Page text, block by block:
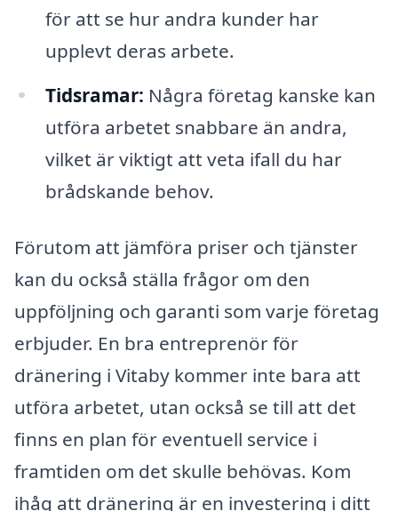
för att se hur andra kunder har
upplevt deras arbete.
Tidsramar: Några företag kanske kan
utföra arbetet snabbare än andra,
vilket är viktigt att veta ifall du har
brådskande behov.
Förutom att jämföra priser och tjänster
kan du också ställa frågor om den
uppföljning och garanti som varje företag
erbjuder. En bra entreprenör för
dränering i Vitaby kommer inte bara att
utföra arbetet, utan också se till att det
finns en plan för eventuell service i
framtiden om det skulle behövas. Kom
ihåg att dränering är en investering i ditt